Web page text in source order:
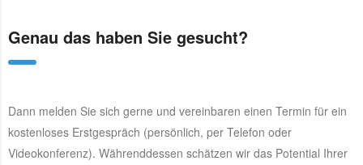
Genau das haben Sie gesucht?
Dann melden Sie sich gerne und vereinbaren einen Termin für ein
kostenloses Erstgespräch (persönlich, per Telefon oder
Videokonferenz). Währenddessen schätzen wir das Potential Ihrer